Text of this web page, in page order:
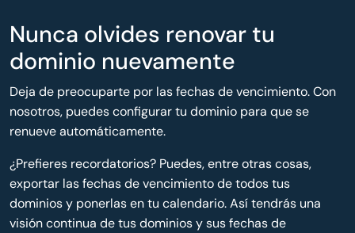
Nunca olvides renovar tu
dominio nuevamente
Deja de preocuparte por las fechas de vencimiento. Con
nosotros, puedes configurar tu dominio para que se
renueve automáticamente.
¿Prefieres recordatorios? Puedes, entre otras cosas,
exportar las fechas de vencimiento de todos tus
dominios y ponerlas en tu calendario. Así tendrás una
visión continua de tus dominios y sus fechas de